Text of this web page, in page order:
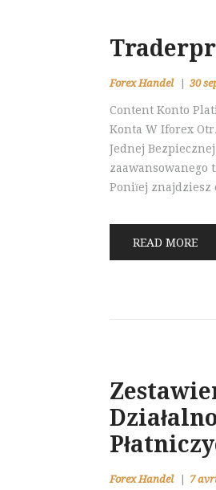
Forex Handel 30
Content Konto
Konta W Iforex
Jednej
zaawansowanego
Poniїej
READ MORE
Forex Handel 7